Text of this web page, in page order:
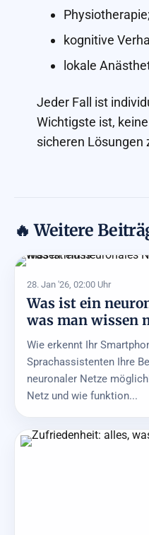
Physiotherapie;
kognitive
lokale
Jeder Fall ist
Wichtigste ist,
sicheren Lösungen
🔥 Weitere
28. Jan '26, 02:00 Uhr
Was ist ein
was man wissen
Wie erkennt Ihr
Sprachassistenten Ihre
neuronaler Netze
Netz und wie funktion...